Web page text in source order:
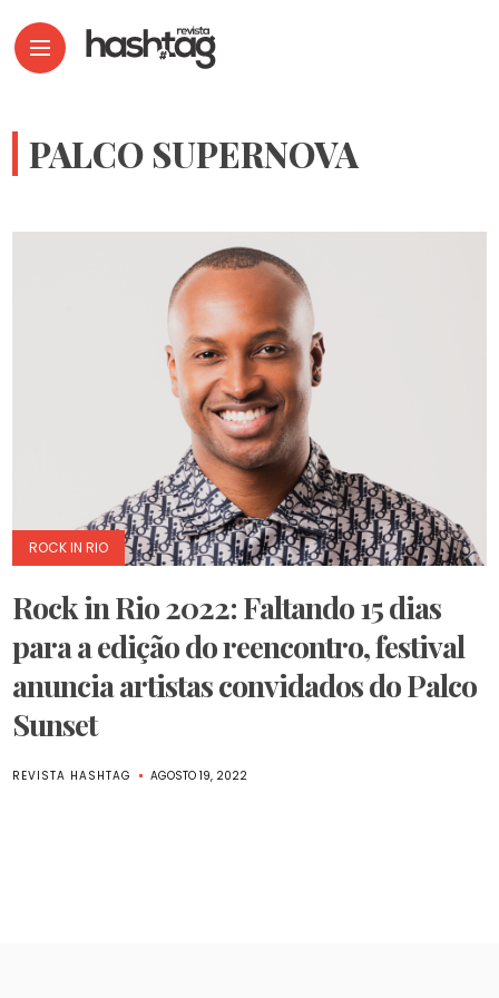
PALCO SUPERNOVA
ROCK IN RIO
Rock in Rio 2022: Faltando 15 dias
para a edição do reencontro, festival
anuncia artistas convidados do Palco
Sunset
REVISTA HASHTAG AGOSTO 19, 2022